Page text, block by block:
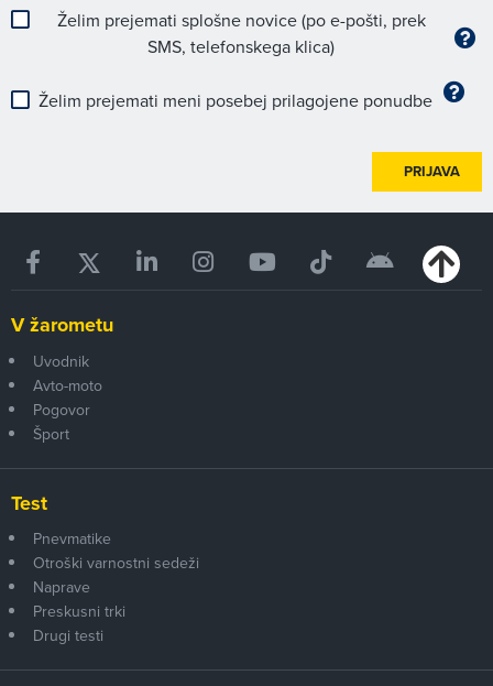
Želim prejemati splošne novice (po e-pošti, prek
SMS, telefonskega klica)
Želim prejemati meni posebej prilagojene ponudbe
PRIJAVA
V žarometu
Uvodnik
Avto-moto
Pogovor
Šport
Test
Pnevmatike
Otroški varnostni sedeži
Naprave
Preskusni trki
Drugi testi